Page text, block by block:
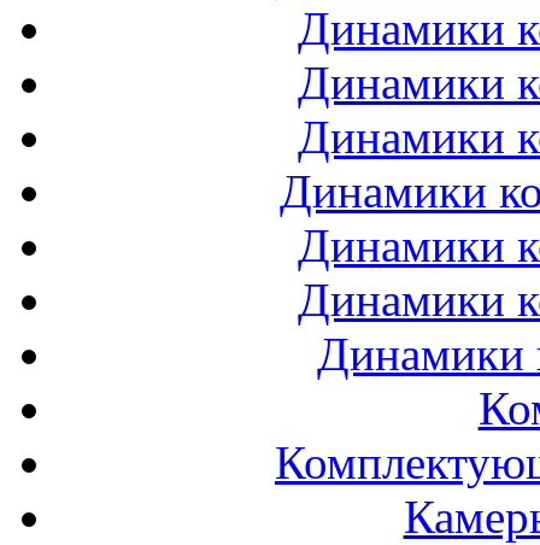
Динамики
Динамики
Динамики
Динамики
Динамики
Динамики
Динамики